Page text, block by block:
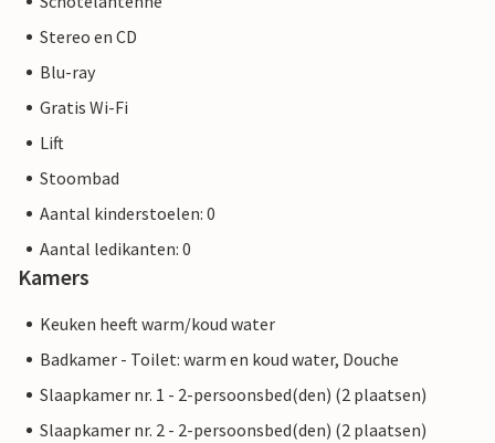
van het traditionele festival.
Stereo en CD
Blu-ray
Gratis Wi-Fi
Lift
Stoombad
Aantal kinderstoelen: 0
Aantal ledikanten: 0
Kamers
Keuken heeft warm/koud water
Badkamer - Toilet: warm en koud water, Douche
Slaapkamer nr. 1 - 2-persoonsbed(den) (2 plaatsen)
Slaapkamer nr. 2 - 2-persoonsbed(den) (2 plaatsen)